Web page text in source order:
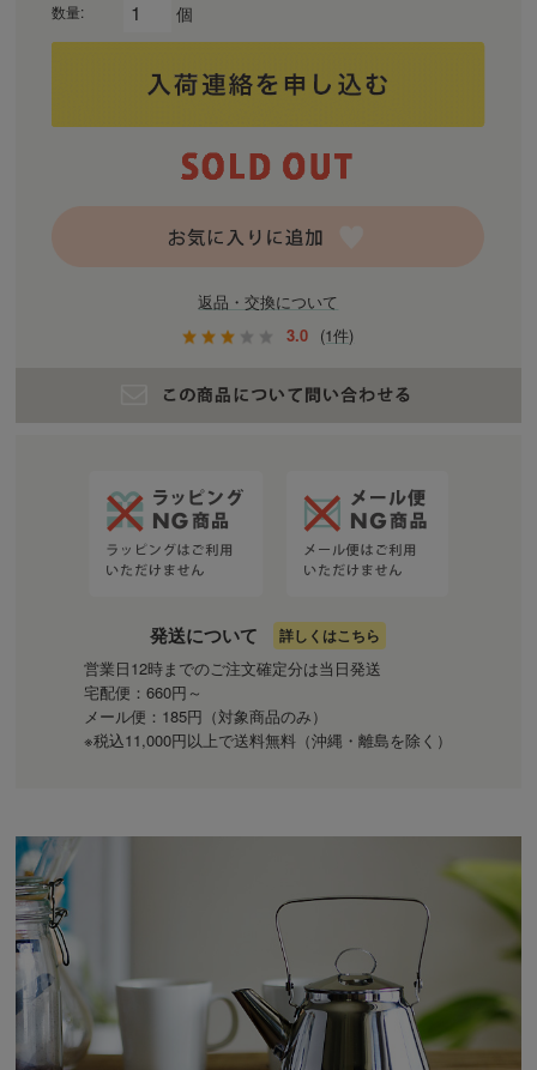
数量: 個
返品・交換について
3.0 (1件)
発送について 詳しくはこちら
営業日12時までのご注文確定分は当日発送
宅配便：660円～
メール便：185円（対象商品のみ）
※税込11,000円以上で送料無料（沖縄・離島を除く）